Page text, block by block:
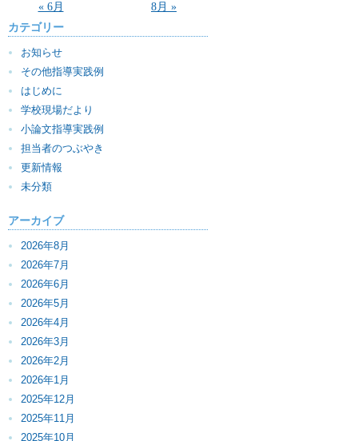
« 6月 8月 »
カテゴリー
お知らせ
その他指導実践例
はじめに
学校現場だより
小論文指導実践例
担当者のつぶやき
更新情報
未分類
アーカイブ
2026年8月
2026年7月
2026年6月
2026年5月
2026年4月
2026年3月
2026年2月
2026年1月
2025年12月
2025年11月
2025年10月